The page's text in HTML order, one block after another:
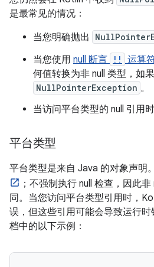
是最常见的情况：
当您明确抛出
当您使用 null 断言 !! 运算
何值转换为非 null 类型，如
NullPointerException 。
当访问平台类型的 null 引用时
平台类型
平台类型是来自 Java 的对象声明。
；不强制执行 null 检查，因此
同。当您访问平台类型引用时，
误，但这些引用可能会导致运行
档中的以下示例：